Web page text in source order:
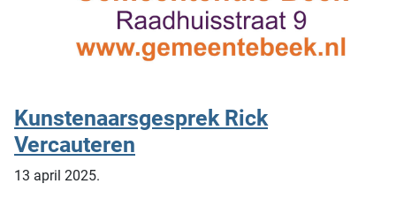
Kunstenaarsgesprek Rick
Vercauteren
13 april 2025.